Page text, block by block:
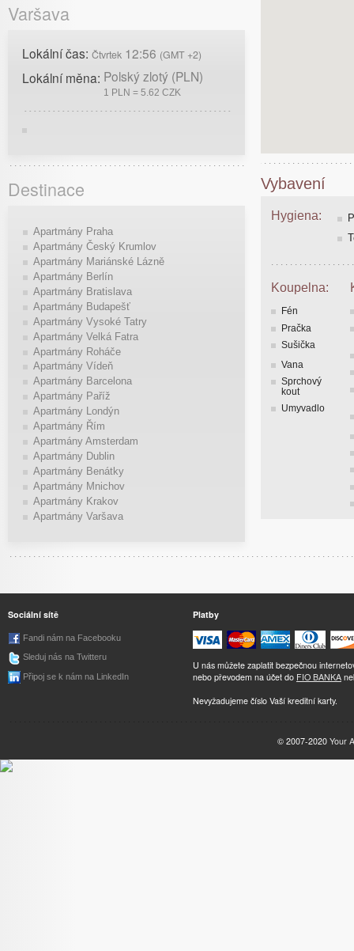
Vybavení
Hygiena:
Koupelna:
Fén
Pračka
Sušička
Vana
Sprchový
kout
Umyvadlo
Varšava
Lokální čas: Čtvrtek 12:56 (GMT +2)
Lokální měna: Polský zlotý (PLN)
1 PLN = 5.62 CZK
Destinace
Apartmány Praha
Apartmány Český Krumlov
Apartmány Mariánské Lázně
Apartmány Berlín
Apartmány Bratislava
Apartmány Budapešť
Apartmány Vysoké Tatry
Apartmány Velká Fatra
Apartmány Roháče
Apartmány Vídeň
Apartmány Barcelona
Apartmány Paříž
Apartmány Londýn
Apartmány Řím
Apartmány Amsterdam
Apartmány Dublin
Apartmány Benátky
Apartmány Mnichov
Apartmány Krakov
Apartmány Varšava
Sociální sítě
Fandi nám na Facebooku
Sleduj nás na Twitteru
Připoj se k nám na LinkedIn
Platby
U nás můžete zaplatit bezpečnou
nebo převodem na účet do FIO BANKA
Nevyžadujeme číslo Vaší kreditní karty.
© 2007-2020 Your